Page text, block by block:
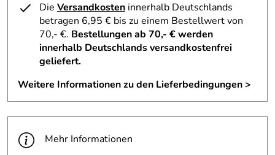
Die Versandkosten innerhalb Deutschlands
betragen 6,95 € bis zu einem Bestellwert von
70,- €. Bestellungen ab 70,- € werden
innerhalb Deutschlands versandkostenfrei
geliefert.
Weitere Informationen zu den Lieferbedingungen >
Mehr Informationen